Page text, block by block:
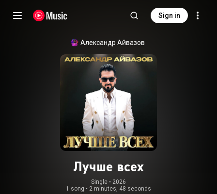
Sign in
Александр Айвазов
Лучше всех
Single • 2026
1 song • 2 minutes, 48 seconds